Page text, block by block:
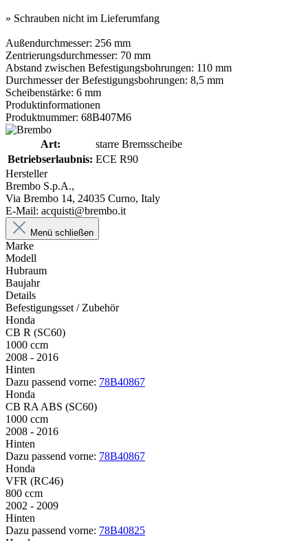
» Schrauben nicht im Lieferumfang
Außendurchmesser: 256 mm
Zentrierungsdurchmesser: 70 mm
Abstand zwischen Befestigungsbohrungen: 110 mm
Durchmesser der Befestigungsbohrungen: 8,5 mm
Scheibenstärke: 6 mm
Produktinformationen
Produktnummer: 68B407M6
Art:
starre Bremsscheibe
Betriebserlaubnis: ECE R90
Hersteller
Brembo S.p.A.,
Via Brembo 14, 24035 Curno, Italy
E-Mail: acquisti@brembo.it
Menü schließen
Marke
Modell
Hubraum
Baujahr
Details
Befestigungsset / Zubehör
Honda
CB R (SC60)
1000 ccm
2008 - 2016
Hinten
Dazu passend vorne: 78B40867
Honda
CB RA ABS (SC60)
1000 ccm
2008 - 2016
Hinten
Dazu passend vorne: 78B40867
Honda
VFR (RC46)
800 ccm
2002 - 2009
Hinten
Dazu passend vorne: 78B40825